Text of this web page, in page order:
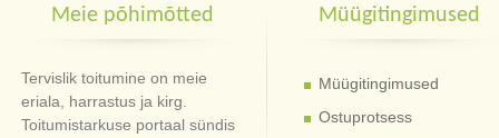
Meie põhimõtted
Tervislik toitumine on meie
eriala, harrastus ja kirg.
Toitumistarkuse portaal sündis
Müügitingimused
Müügitingimused
Ostuprotsess